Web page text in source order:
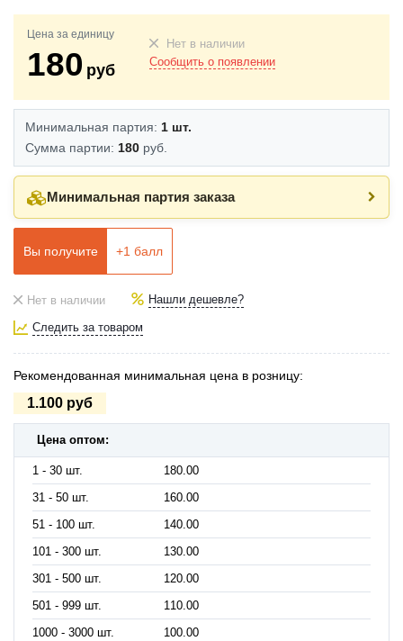
Цена за единицу
180 руб
Нет в наличии
Сообщить о появлении
Минимальная партия: 1 шт.
Сумма партии: 180 руб.
Минимальная партия заказа
Вы получите +1 балл
Нет в наличии Нашли дешевле?
Следить за товаром
Рекомендованная минимальная цена в розницу:
1.100 руб
Цена оптом:
1 - 30 шт.
180.00
31 - 50 шт.
160.00
51 - 100 шт.
140.00
101 - 300 шт.
130.00
301 - 500 шт.
120.00
501 - 999 шт.
110.00
1000 - 3000 шт.
100.00